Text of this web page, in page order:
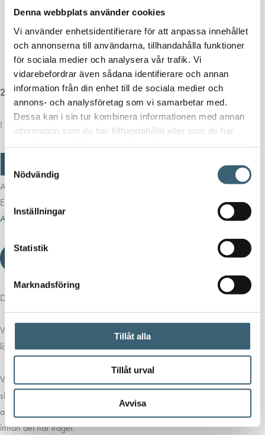
Denna webbplats använder cookies
Vi använder enhetsidentifierare för att anpassa innehållet
och annonserna till användarna, tillhandahålla funktioner
för sociala medier och analysera vår trafik. Vi
vidarebefordrar även sådana identifierare och annan
information från din enhet till de sociala medier och
annons- och analysföretag som vi samarbetar med.
Dessa kan i sin tur kombinera informationen med annan
information som du har tillhandahållit eller som de har
Nödvändig
Inställningar
Statistik
Marknadsföring
Tillåt alla
Tillåt urval
Avvisa
Vattenfilter
Stödben (Fram)
L x B x H: 2100 x 1300 x 1500mm
Vikt: ca 120kg
22 648kr28 310kr
I lager
750L
med
tråg
mängd
Artikelnr:
Vattenvagnar
Etiketter:
Vattenvagn
ATV
Detaljerad beskrivning
Vår Vattenvagn 750L med trågerbjuder en praktisk och komplett
lösning för att transportera vatten till betesdjur.
Vagnen har ett galvaniserat chassi som ger lång livslängd och hög
slitstyrka. Det 30-liters vattentråget fylls automatiskt, vilket gör att djuren
alltid har tillgång till friskt vatten. Samtidigt renar ett inbyggt filter vattnet
innan det når tråget.